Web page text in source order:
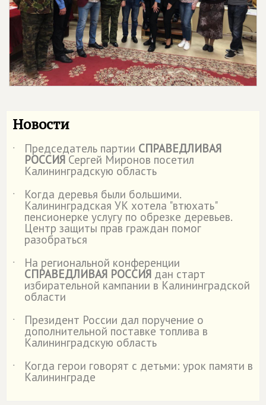
Новости
˙ Председатель партии СПРАВЕДЛИВАЯ
РОССИЯ Сергей Миронов посетил
Калининградскую область
˙
Когда деревья были большими.
Калининградская УК хотела "втюхать"
пенсионерке услугу по обрезке деревьев.
Центр защиты прав граждан помог
разобраться
˙
На региональной конференции
СПРАВЕДЛИВАЯ РОССИЯ дан старт
избирательной кампании в Калининградской
области
˙
Президент России дал поручение о
дополнительной поставке топлива в
Калининградскую область
˙
Когда герои говорят с детьми: урок памяти в
Калининграде